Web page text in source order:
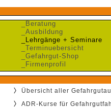
_Beratung
_Ausbildung
_Lehrgänge + Seminare
_Terminuebersicht
_Gefahrgut-Shop
_Firmenprofil
Übersicht aller
ADR-Kurse für